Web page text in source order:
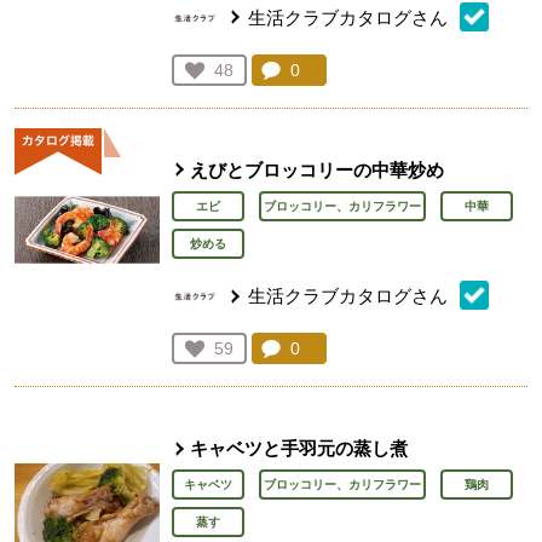
生活クラブカタログさん
お気に入り登録：
48
人が登録
コメント：
0
えびとブロッコリーの中華炒め
エビ ブロッコリー、カリフラワー 中華
炒める
生活クラブカタログさん
お気に入り登録：
59
人が登録
コメント：
0
キャベツと手羽元の蒸し煮
キャベツ ブロッコリー、カリフラワー 鶏肉
蒸す